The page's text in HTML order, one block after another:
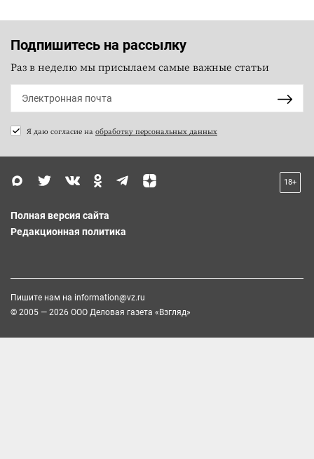
Подпишитесь на рассылку
Раз в неделю мы присылаем самые важные статьи
Я даю согласие на обработку персональных данных
18+
Полная версия сайта
Редакционная политика
Пишите нам на information@vz.ru
© 2005 — 2026 ООО Деловая газета «Взгляд»